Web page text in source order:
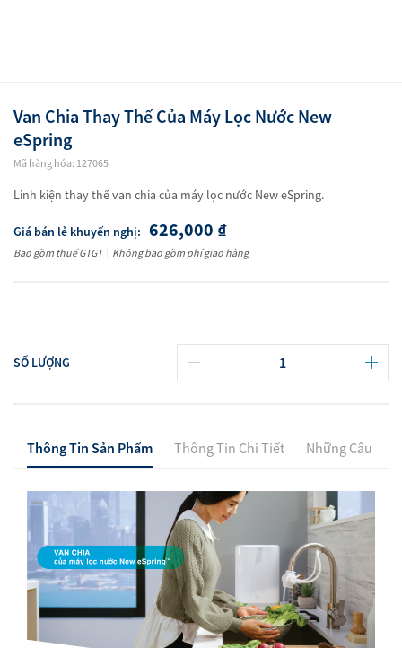
Van Chia Thay Thế Của Máy Lọc Nước New
eSpring
Mã hàng hóa: 127065
Linh kiện thay thế van chia của máy lọc nước New eSpring.
Giá bán lẻ khuyến nghị: 626,000 ₫
Bao gồm thuế GTGT| Không bao gồm phí giao hàng
SỐ LƯỢNG
Thông Tin Sản Phẩm Thông Tin Chi Tiết Những Câu Hỏi